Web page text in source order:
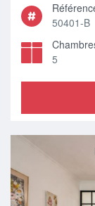
50401-B
5